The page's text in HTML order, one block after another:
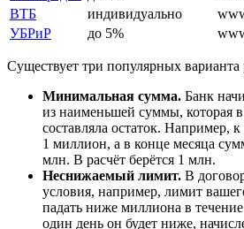
ВТБ
индивидуально
УБРиР
до 5%
Существует три популярных варианта
Минимальная сумма. Банк
из наименьшей суммы, которая в
составляла остаток. Например, к
1 миллион, а в конце месяца
млн. В расчёт берётся 1 млн.
Неснижаемый лимит. В
условия, например, лимит
падать ниже миллиона в
один день он будет ниже,